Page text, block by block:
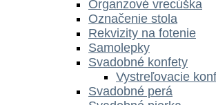
Organzové vrecúška
Označenie stola
Rekvizity na fotenie
Samolepky
Svadobné konfety
Vystreľovacie
Svadobné perá